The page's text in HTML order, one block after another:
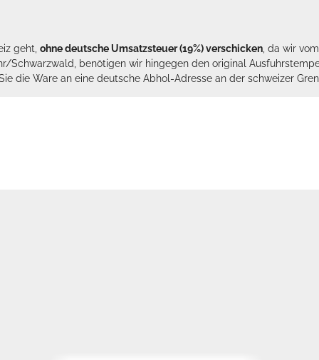
geht, ohne deutsche Umsatzsteuer (19%) verschicken , da wir
Schwarzwald, benötigen wir hingegen den original
die Ware an eine deutsche Abhol-Adresse an der schweizer